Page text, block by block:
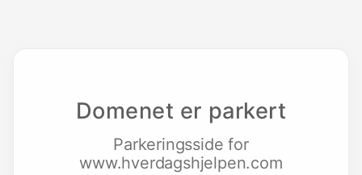
Domenet er parkert
Parkeringsside for
www.hverdagshjelpen.com